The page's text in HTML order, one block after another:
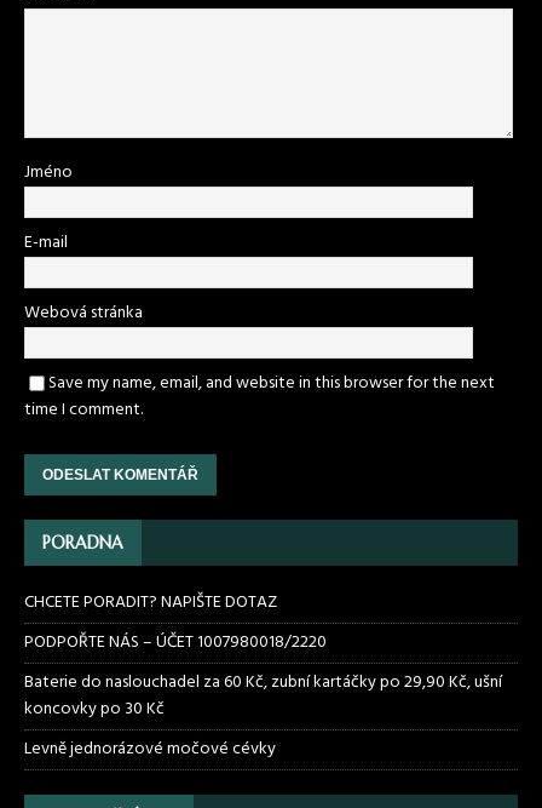
Jméno
E-mail
Webová stránka
Save my name, email, and website in this browser for the next
time I comment.
PORADNA
CHCETE PORADIT? NAPIŠTE DOTAZ
PODPOŘTE NÁS – ÚČET 1007980018/2220
Baterie do naslouchadel za 60 Kč, zubní kartáčky po 29,90 Kč, ušní
koncovky po 30 Kč
Levně jednorázové močové cévky